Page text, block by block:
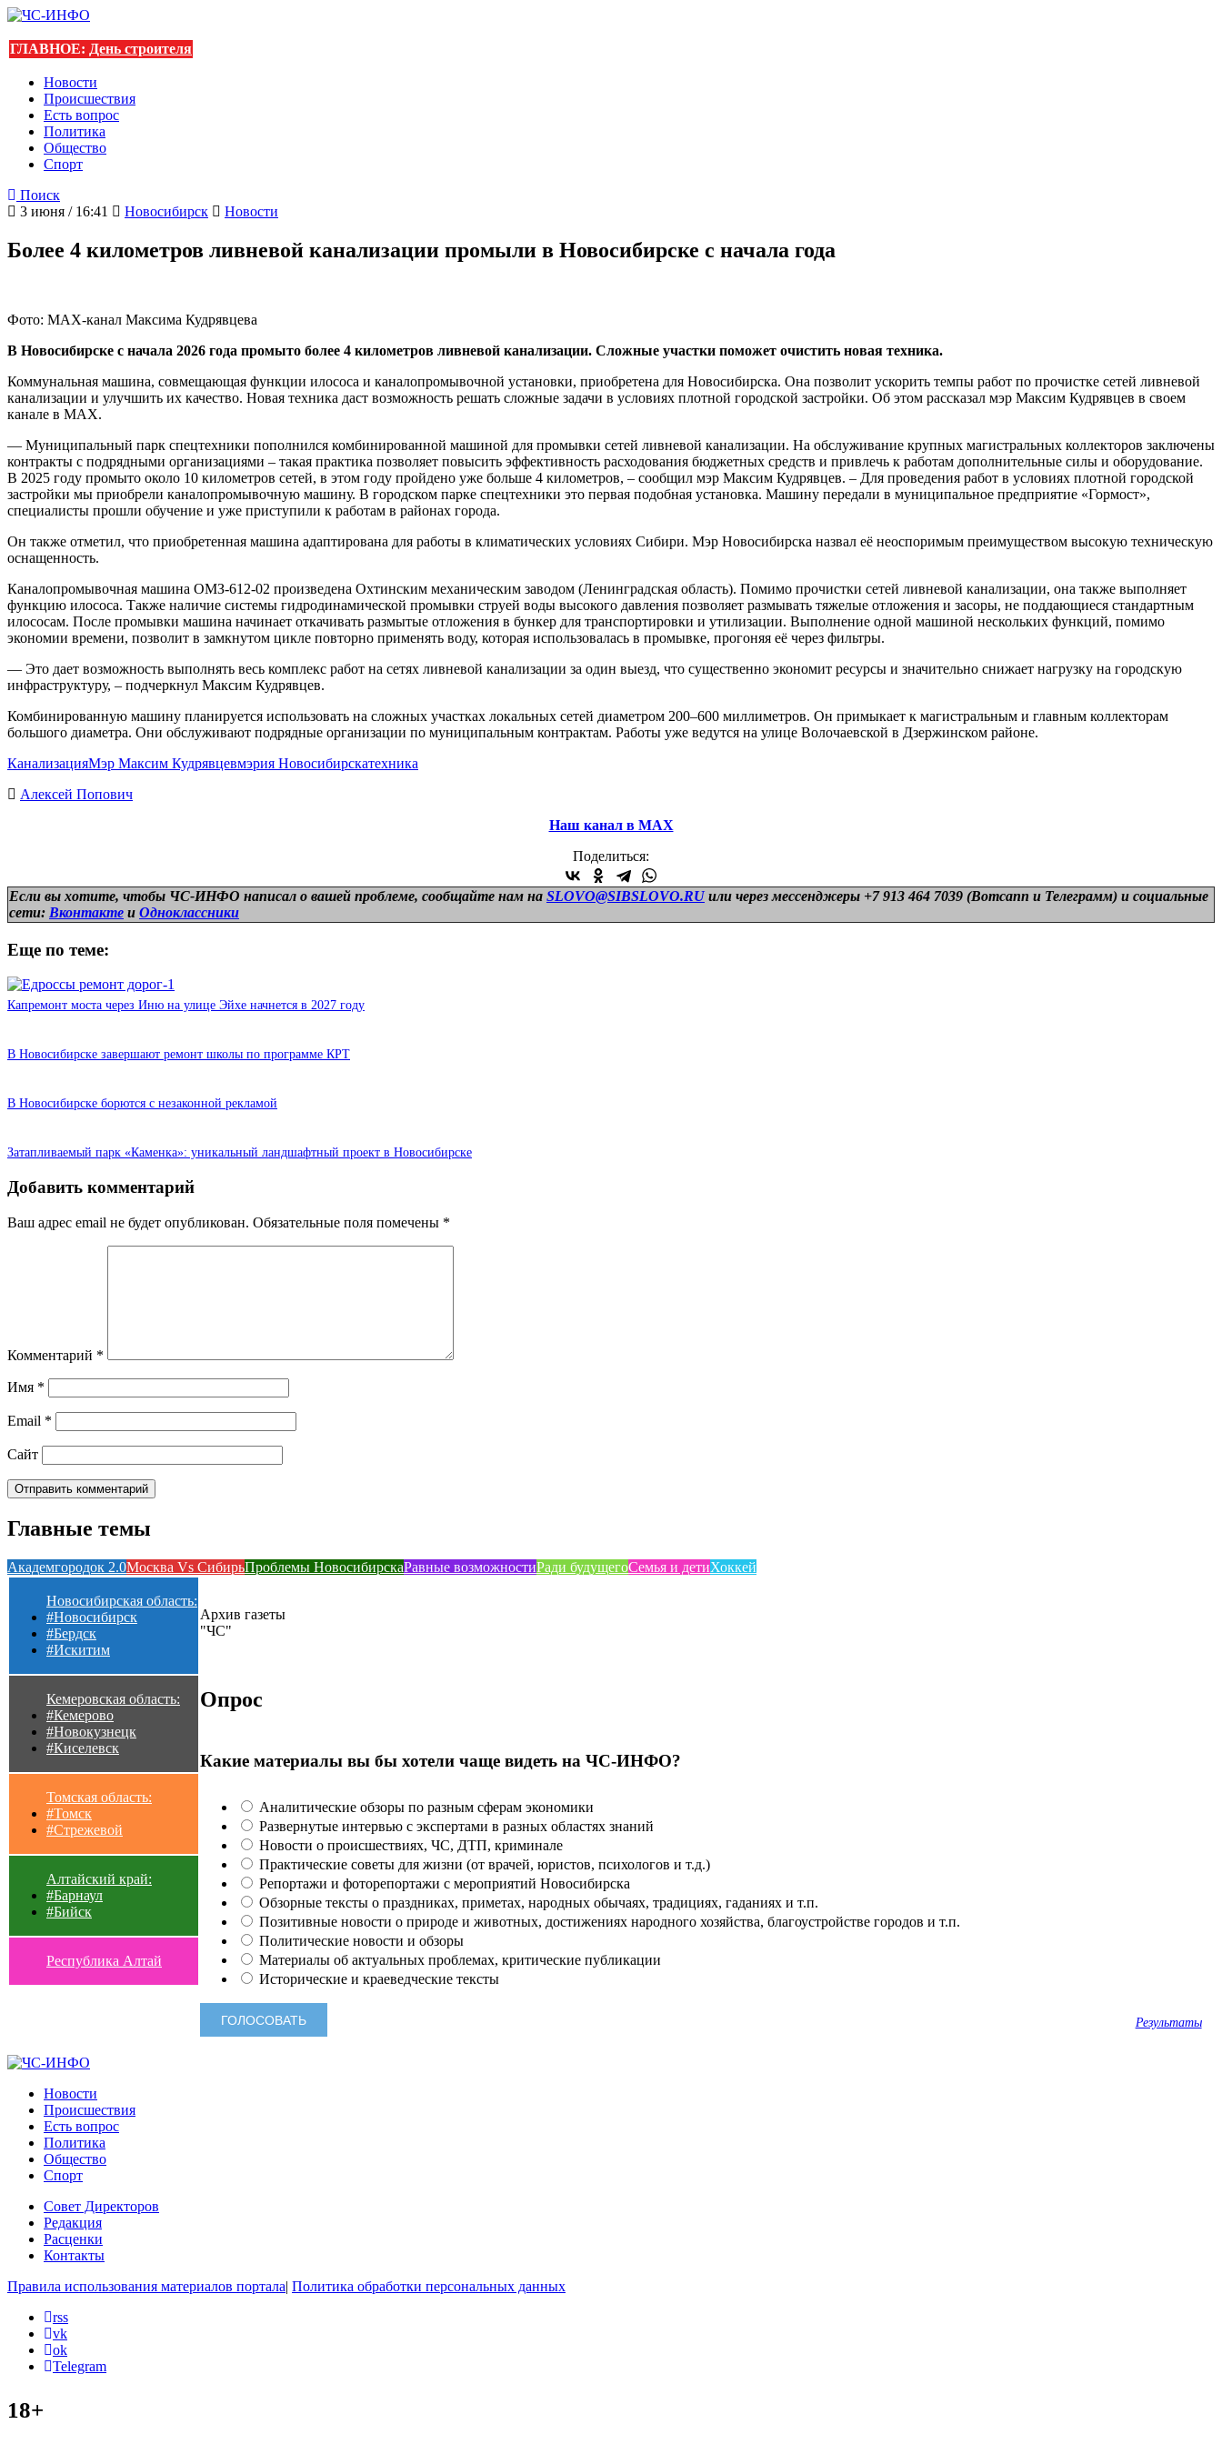
ГЛАВНОЕ: День строителя
Новости
Происшествия
Есть вопрос
Политика
Общество
Спорт
Поиск
3 июня / 16:41
Новосибирск Новости
Более 4 километров ливневой канализации промыли в Новосибирске с начала года
Фото: МАХ-канал Максима Кудрявцева
В Новосибирске с начала 2026 года промыто более 4 километров ливневой канализации. Сложные участки поможет очистить новая техника.
Коммунальная машина, совмещающая функции илососа и каналопромывочной установки, приобретена для Новосибирска. Она позволит ускорить темпы работ по прочистке сетей ливневой
канализации и улучшить их качество. Новая техника даст возможность решать сложные задачи в условиях плотной городской застройки. Об этом рассказал мэр Максим Кудрявцев в своем
канале в MAX.
— Муниципальный парк спецтехники пополнился комбинированной машиной для промывки сетей ливневой канализации. На обслуживание крупных магистральных коллекторов заключены
контракты с подрядными организациями – такая практика позволяет повысить эффективность расходования бюджетных средств и привлечь к работам дополнительные силы и оборудование.
В 2025 году промыто около 10 километров сетей, в этом году пройдено уже больше 4 километров, – сообщил мэр Максим Кудрявцев. – Для проведения работ в условиях плотной городской
застройки мы приобрели каналопромывочную машину. В городском парке спецтехники это первая подобная установка. Машину передали в муниципальное предприятие «Гормост»,
специалисты прошли обучение и уже приступили к работам в районах города.
Он также отметил, что приобретенная машина адаптирована для работы в климатических условиях Сибири. Мэр Новосибирска назвал её неоспоримым преимуществом высокую техническую
оснащенность.
Каналопромывочная машина ОМЗ-612-02 произведена Охтинским механическим заводом (Ленинградская область). Помимо прочистки сетей ливневой канализации, она также выполняет
функцию илососа. Также наличие системы гидродинамической промывки струей воды высокого давления позволяет размывать тяжелые отложения и засоры, не поддающиеся стандартным
илососам. После промывки машина начинает откачивать размытые отложения в бункер для транспортировки и утилизации. Выполнение одной машиной нескольких функций, помимо
экономии времени, позволит в замкнутом цикле повторно применять воду, которая использовалась в промывке, прогоняя её через фильтры.
— Это дает возможность выполнять весь комплекс работ на сетях ливневой канализации за один выезд, что существенно экономит ресурсы и значительно снижает нагрузку на городскую
инфраструктуру, – подчеркнул Максим Кудрявцев.
Комбинированную машину планируется использовать на сложных участках локальных сетей диаметром 200–600 миллиметров. Он примыкает к магистральным и главным коллекторам
большого диаметра. Они обслуживают подрядные организации по муниципальным контрактам. Работы уже ведутся на улице Волочаевской в Дзержинском районе.
КанализацияМэр Максим Кудрявцевмэрия Новосибирскатехника
Алексей Попович
Наш канал в МАХ
Поделиться:
Если вы хотите, чтобы ЧС-ИНФО написал о вашей проблеме, сообщайте нам на SLOVO@SIBSLOVO.RU или через мессенджеры +7 913 464 7039 (Вотсапп и Телеграмм) и социальные
сети: Вконтакте и Одноклассники
Еще по теме:
Капремонт моста через Иню на улице Эйхе начнется в 2027 году
В Новосибирске завершают ремонт школы по программе КРТ
В Новосибирске борются с незаконной рекламой
Затапливаемый парк «Каменка»: уникальный ландшафтный проект в Новосибирске
Добавить комментарий
Ваш адрес email не будет опубликован. Обязательные поля помечены *
Комментарий *
Имя *
Email *
Сайт
Главные темы
Академгородок 2.0Москва Vs СибирьПроблемы НовосибирскаРавные возможностиРади будущегоСемья и детиХоккей
Новосибирская область:
#Новосибирск
#Бердск
#Искитим
Кемеровская область:
#Кемерово
#Новокузнецк
#Киселевск
Томская область:
#Томск
#Стрежевой
Алтайский край:
#Барнаул
#Бийск
Республика Алтай
Архив газеты
"ЧС"
Опрос
Какие материалы вы бы хотели чаще видеть на ЧС-ИНФО?
Аналитические обзоры по разным сферам экономики
Развернутые интервью с экспертами в разных областях знаний
Новости о происшествиях, ЧС, ДТП, криминале
Практические советы для жизни (от врачей, юристов, психологов и т.д.)
Репортажи и фоторепортажи с мероприятий Новосибирска
Обзорные тексты о праздниках, приметах, народных обычаях, традициях, гаданиях и т.п.
Позитивные новости о природе и животных, достижениях народного хозяйства, благоустройстве городов и т.п.
Политические новости и обзоры
Материалы об актуальных проблемах, критические публикации
Исторические и краеведческие тексты
Результаты
Новости
Происшествия
Есть вопрос
Политика
Общество
Спорт
Совет Директоров
Редакция
Расценки
Контакты
Правила использования материалов портала| Политика обработки персональных данных
rss
vk
ok
Telegram
18+